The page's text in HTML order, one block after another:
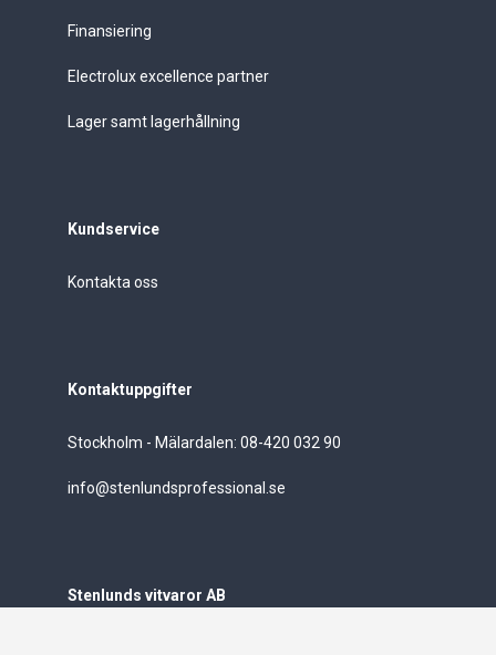
Finansiering
Electrolux excellence partner
Lager samt lagerhållning
Kundservice
Kontakta oss
Kontaktuppgifter
Stockholm - Mälardalen: 08-420 032 90
info@stenlundsprofessional.se
Stenlunds vitvaror AB